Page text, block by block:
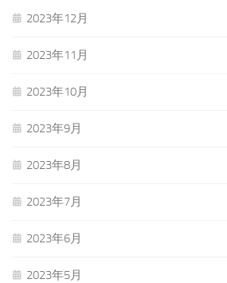
2023年12月
2023年11月
2023年10月
2023年9月
2023年8月
2023年7月
2023年6月
2023年5月